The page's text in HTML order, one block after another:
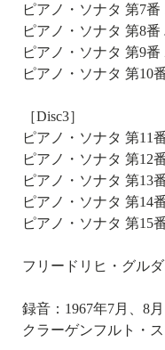
ピアノ・ソナタ 第7
ピアノ・ソナタ 第8番
ピアノ・ソナタ 第9番
ピアノ・ソナタ 第10
［Disc3］
ピアノ・ソナタ 第11
ピアノ・ソナタ 第12
ピアノ・ソナタ 第13
ピアノ・ソナタ 第14
ピアノ・ソナタ 第15
フリードリヒ・グルダ
録音：1967年7月、8
クラーゲンフルト・